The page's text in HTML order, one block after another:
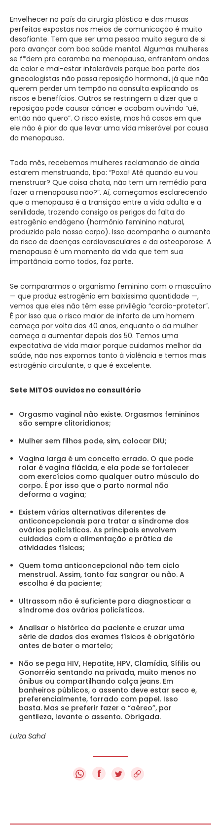
Envelhecer no país da cirurgia plástica e das musas
perfeitas expostas nos meios de comunicação é muito
desafiante. Tem que ser uma pessoa muito segura de si
para avançar com boa saúde mental. Algumas mulheres
se f*dem pra caramba na menopausa, enfrentam ondas
de calor e mal-estar intoleráveis porque boa parte dos
ginecologistas não passa reposição hormonal, já que não
querem perder um tempão na consulta explicando os
riscos e benefícios. Outros se restringem a dizer que a
reposição pode causar câncer e acabam ouvindo “ué,
então não quero”. O risco existe, mas há casos em que
ele não é pior do que levar uma vida miserável por causa
da menopausa.
Todo mês, recebemos mulheres reclamando de ainda
estarem menstruando, tipo: “Poxa! Até quando eu vou
menstruar? Que coisa chata, não tem um remédio para
fazer a menopausa não?”. Aí, começamos esclarecendo
que a menopausa é a transição entre a vida adulta e a
senilidade, trazendo consigo os perigos da falta do
estrogênio endógeno (hormônio feminino natural,
produzido pelo nosso corpo). Isso acompanha o aumento
do risco de doenças cardiovasculares e da osteoporose. A
menopausa é um momento da vida que tem sua
importância como todos, faz parte.
Se compararmos o organismo feminino com o masculino
— que produz estrogênio em baixíssima quantidade —,
vemos que eles não têm esse privilégio “cardio-protetor”.
É por isso que o risco maior de infarto de um homem
começa por volta dos 40 anos, enquanto o da mulher
começa a aumentar depois dos 50. Temos uma
expectativa de vida maior porque cuidamos melhor da
saúde, não nos expomos tanto à violência e temos mais
estrogênio circulante, o que é excelente.
Sete MITOS ouvidos no consultório
Orgasmo vaginal não existe. Orgasmos femininos
são sempre clitoridianos;
Mulher sem filhos pode, sim, colocar DIU;
Vagina larga é um conceito errado. O que pode
rolar é vagina flácida, e ela pode se fortalecer
com exercícios como qualquer outro músculo do
corpo. É por isso que o parto normal não
deforma a vagina;
Existem várias alternativas diferentes de
anticoncepcionais para tratar a síndrome dos
ovários policísticos. As principais envolvem
cuidados com a alimentação e prática de
atividades físicas;
Quem toma anticoncepcional não tem ciclo
menstrual. Assim, tanto faz sangrar ou não. A
escolha é da paciente;
Ultrassom não é suficiente para diagnosticar a
síndrome dos ovários policísticos.
Analisar o histórico da paciente e cruzar uma
série de dados dos exames físicos é obrigatório
antes de bater o martelo;
Não se pega HIV, Hepatite, HPV, Clamídia, Sífilis ou
Gonorréia sentando na privada, muito menos no
ônibus ou compartilhando calça jeans. Em
banheiros públicos, o assento deve estar seco e,
preferencialmente, forrado com papel. Isso
basta. Mas se preferir fazer o “aéreo”, por
gentileza, levante o assento. Obrigada.
Luiza Sahd
f